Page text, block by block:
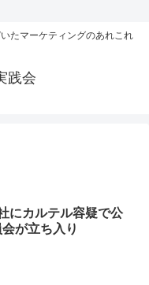
たマーケティングのあれこれ
践会
にカルテル容疑で公
が立ち入り